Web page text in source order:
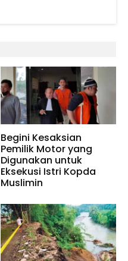
Begini Kesaksian
Pemilik Motor yang
Digunakan untuk
Eksekusi Istri Kopda
Muslimin